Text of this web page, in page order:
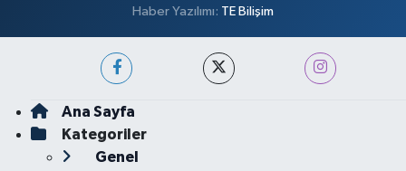
Haber Yazılımı: TE Bilişim
Ana Sayfa
Kategoriler
Genel